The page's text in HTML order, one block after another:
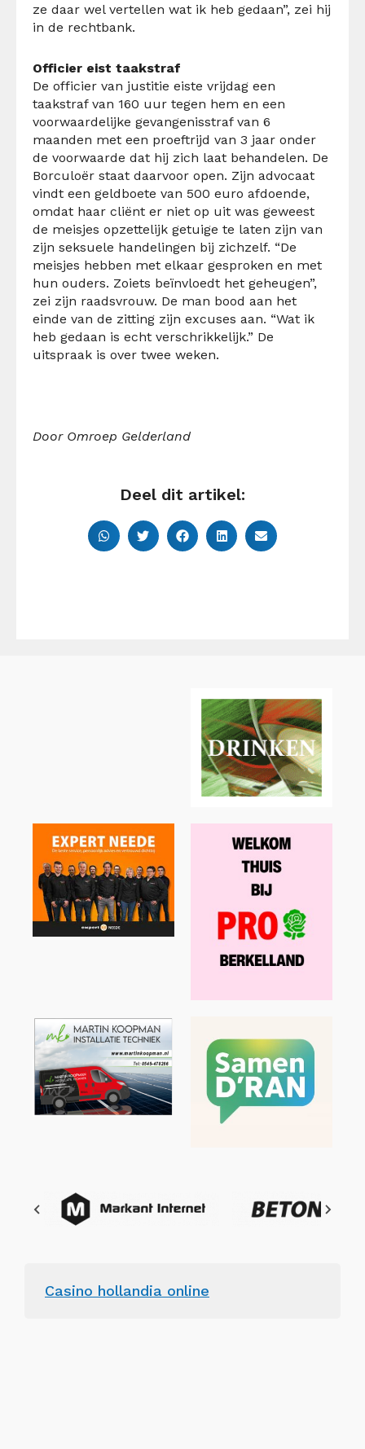
ze daar wel vertellen wat ik heb gedaan”, zei hij
in de rechtbank.
Officier eist taakstraf
De officier van justitie eiste vrijdag een
taakstraf van 160 uur tegen hem en een
voorwaardelijke gevangenisstraf van 6
maanden met een proeftrijd van 3 jaar onder
de voorwaarde dat hij zich laat behandelen. De
Borculoër staat daarvoor open. Zijn advocaat
vindt een geldboete van 500 euro afdoende,
omdat haar cliënt er niet op uit was geweest
de meisjes opzettelijk getuige te laten zijn van
zijn seksuele handelingen bij zichzelf. “De
meisjes hebben met elkaar gesproken en met
hun ouders. Zoiets beïnvloedt het geheugen”,
zei zijn raadsvrouw. De man bood aan het
einde van de zitting zijn excuses aan. “Wat ik
heb gedaan is echt verschrikkelijk.” De
uitspraak is over twee weken.
Door Omroep Gelderland
Deel dit artikel:
Casino hollandia online